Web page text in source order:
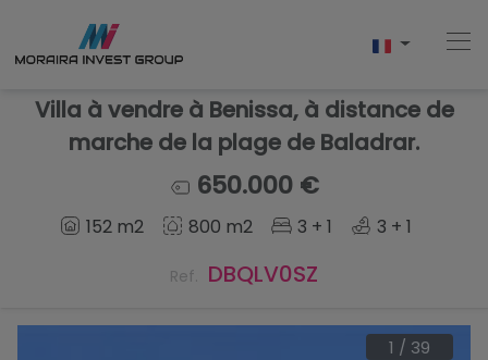
Acheter
Nouvelle Construction
Villa à vendre à Benissa, à distance de
marche de la plage de Baladrar.
650.000 €
152 m2 800 m2 3 + 1 3 + 1
Ref. DBQLV0SZ
1 / 39